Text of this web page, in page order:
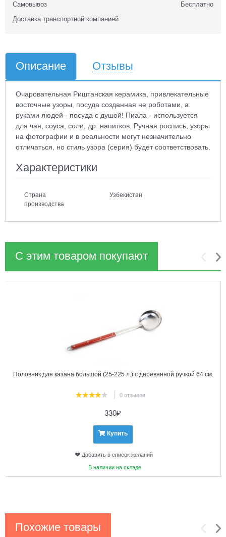
Самовывоз
Бесплатно
Доставка транспортной компанией
Описание Отзывы
Очаровательная Риштанская керамика, привлекательные
восточные узоры, посуда созданная не роботами, а
руками людей - посуда с душой! Пиала - используется
для чая, соуса, соли, др. напитков. Ручная роспись, узоры
на фотографии и в реальности могут незначительно
отличаться, но стиль узора (серия) будет соответствовать.
Характеристики
Страна
производства
Узбекистан
С этим товаром покупают
Половник для казана большой (25-225 л.) с деревянной ручкой 64 см.
0 отзывов
330₽
Купить
Добавить в список желаний
В наличии на складе
Похожие товары